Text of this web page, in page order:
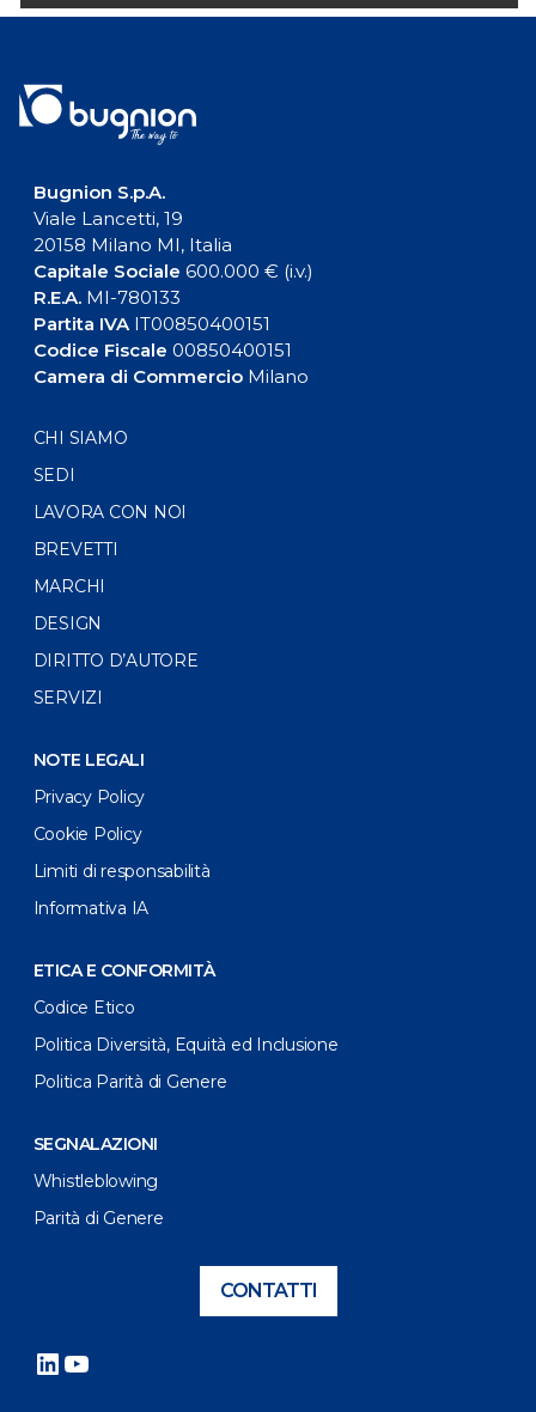
Bugnion S.p.A.
Viale Lancetti, 19
20158 Milano MI, Italia
Capitale Sociale 600.000 € (i.v.)
R.E.A.MI-780133
Partita IVAIT00850400151
Codice Fiscale 00850400151
Camera di CommercioMilano
CHI SIAMO
SEDI
LAVORA CON NOI
BREVETTI
MARCHI
DESIGN
DIRITTO D’AUTORE
SERVIZI
NOTE LEGALI
Privacy Policy
Cookie Policy
Limiti di responsabilità
Informativa IA
ETICA E CONFORMITÀ
Codice Etico
Politica Diversità, Equità ed Inclusione
Politica Parità di Genere
SEGNALAZIONI
Whistleblowing
Parità di Genere
CONTATTI
LinkedIn
YouTube